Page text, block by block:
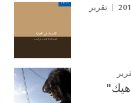
تقرير
هيك"